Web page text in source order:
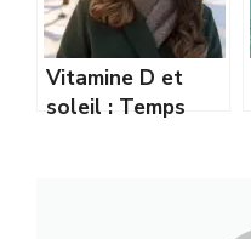
Vitamine D et
soleil : Temps